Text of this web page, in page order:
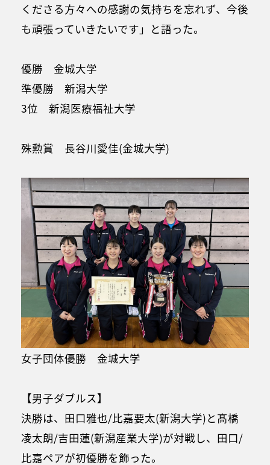
くださる方々への感謝の気持ちを忘れず、今後
も頑張っていきたいです」と語った。
優勝 金城大学
準優勝 新潟大学
3位 新潟医療福祉大学
殊勲賞 長谷川愛佳(金城大学)
女子団体優勝 金城大学
【男子ダブルス】
決勝は、田口雅也/比嘉要太(新潟大学)と髙橋
凌太朗/吉田蓮(新潟産業大学)が対戦し、田口/
比嘉ペアが初優勝を飾った。